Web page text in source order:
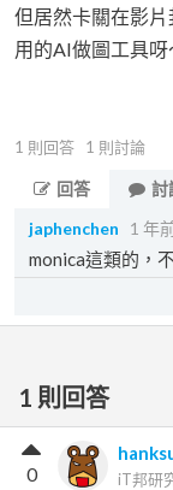
但居然卡關在影
用的AI做圖工具呀
1 則回答 1 則討論
回答
討
japhenchen
1 年
monica這類的，
1 則回答
iT邦研
0